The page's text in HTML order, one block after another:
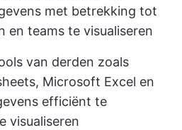
met betrekking tot
en teams te visualiseren
van derden zoals
Microsoft Excel en
efficiënt te
visualiseren